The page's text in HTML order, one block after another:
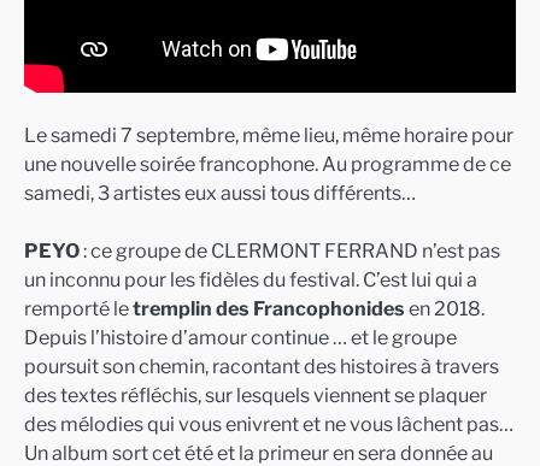
Le samedi 7 septembre, même lieu, même horaire pour
une nouvelle soirée francophone. Au programme de ce
samedi, 3 artistes eux aussi tous différents…
PEYO: ce groupe de CLERMONT FERRAND n’est pas
un inconnu pour les fidèles du festival. C’est lui qui a
remporté letremplin des Francophonides en 2018.
Depuis l’histoire d’amour continue … et le groupe
poursuit son chemin, racontant des histoires à travers
des textes réfléchis, sur lesquels viennent se plaquer
des mélodies qui vous enivrent et ne vous lâchent pas…
Un album sort cet été et la primeur en sera donnée au